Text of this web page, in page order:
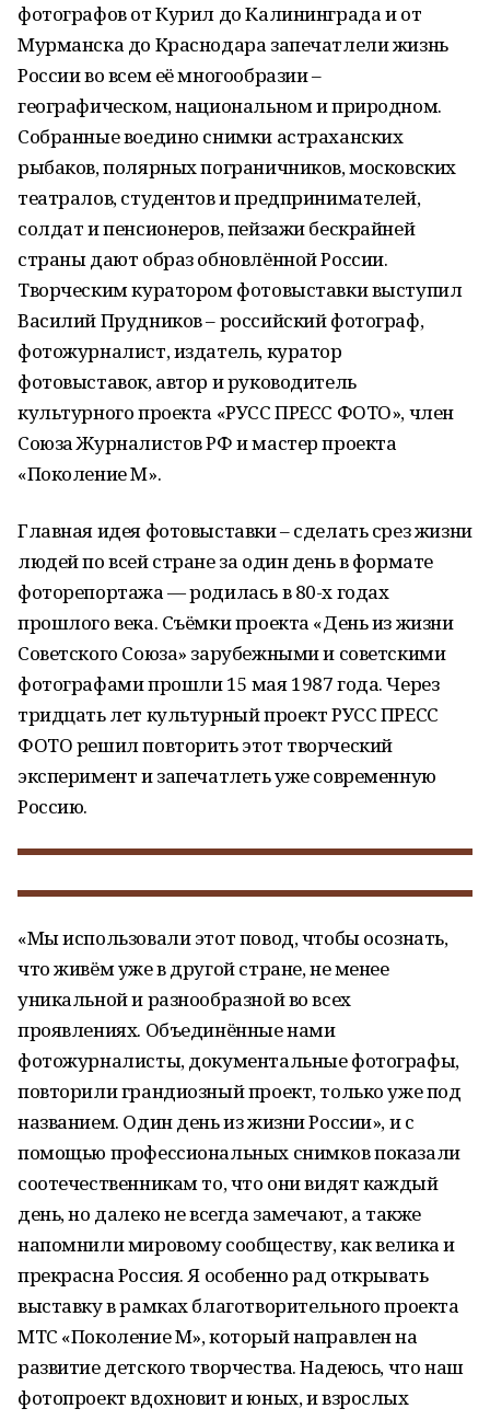
фотографов от Курил до Калининграда и от
Мурманска до Краснодара запечатлели жизнь
России во всем её многообразии –
географическом, национальном и природном.
Собранные воедино снимки астраханских
рыбаков, полярных пограничников, московских
театралов, студентов и предпринимателей,
солдат и пенсионеров, пейзажи бескрайней
страны дают образ обновлённой России.
Творческим куратором фотовыставки выступил
Василий Прудников – российский фотограф,
фотожурналист, издатель, куратор
фотовыставок, автор и руководитель
культурного проекта «РУСС ПРЕСС ФОТО», член
Союза Журналистов РФ и мастер проекта
«Поколение М».
Главная идея фотовыставки – сделать срез жизни
людей по всей стране за один день в формате
фоторепортажа — родилась в 80-х годах
прошлого века. Съёмки проекта «День из жизни
Советского Союза» зарубежными и советскими
фотографами прошли 15 мая 1987 года. Через
тридцать лет культурный проект РУСС ПРЕСС
ФОТО решил повторить этот творческий
эксперимент и запечатлеть уже современную
Россию.
«Мы использовали этот повод, чтобы осознать,
что живём уже в другой стране, не менее
уникальной и разнообразной во всех
проявлениях. Объединённые нами
фотожурналисты, документальные фотографы,
повторили грандиозный проект, только уже под
названием. Один день из жизни России», и с
помощью профессиональных снимков показали
соотечественникам то, что они видят каждый
день, но далеко не всегда замечают, а также
напомнили мировому сообществу, как велика и
прекрасна Россия. Я особенно рад открывать
выставку в рамках благотворительного проекта
МТС «Поколение М», который направлен на
развитие детского творчества. Надеюсь, что наш
фотопроект вдохновит и юных, и взрослых